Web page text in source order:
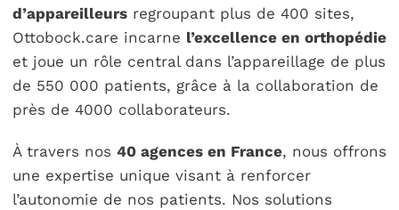
d’appareilleursregroupant plus de 400 sites,
Ottobock.care incarne l’excellence en orthopédie
et joue un rôle central dans l’appareillage de plus
de 550 000 patients, grâce à la collaboration de
près de 4000 collaborateurs.
À travers nos 40 agences en France, nous offrons
une expertise unique visant à renforcer
l’autonomie de nos patients. Nos solutions